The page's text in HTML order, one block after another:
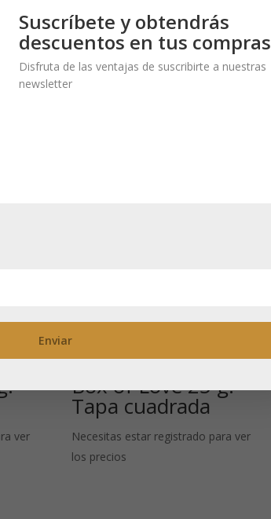
ver
Box of Love 25 g:
Tapa cuadrada
Necesitas estar registrado para ver
los precios
Suscríbete y obtendrás
descuentos en tus compras
Disfruta de las ventajas de suscribirte a nuestras
newsletter